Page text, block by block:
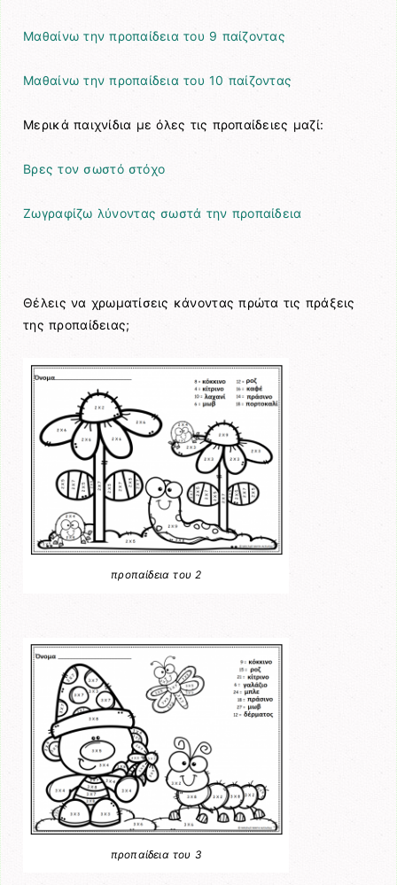
Μαθαίνω την προπαίδεια του 9 παίζοντας
Μαθαίνω την προπαίδεια του 10 παίζοντας
Μερικά παιχνίδια με όλες τις προπαίδειες μαζί:
Βρες τον σωστό στόχο
Ζωγραφίζω λύνοντας σωστά την προπαίδεια
Θέλεις να χρωματίσεις κάνοντας πρώτα τις πράξεις
της προπαίδειας;
προπαίδεια του 2
προπαίδεια του 3